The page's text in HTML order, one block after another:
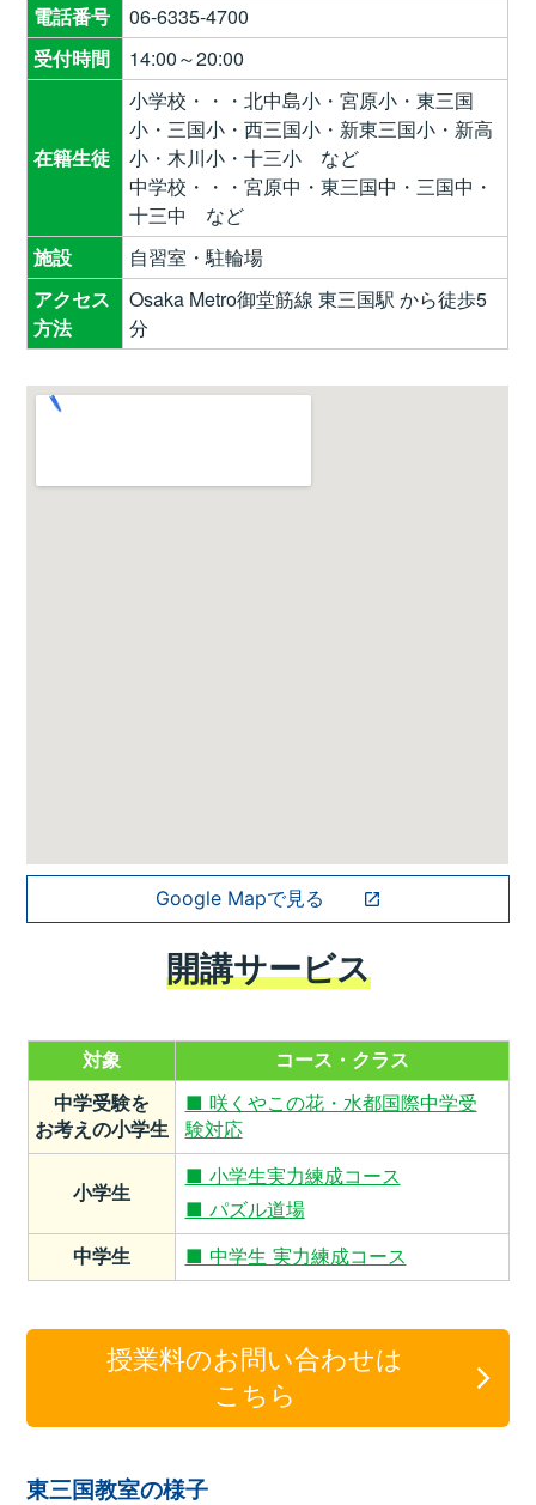
電話番号
06-6335-4700
受付時間
14:00～20:00
在籍生徒
小学校・・・北中島小・宮原小・東三国
小・三国小・西三国小・新東三国小・新高
小・木川小・十三小 など
中学校・・・宮原中・東三国中・三国中・
十三中 など
施設
自習室・駐輪場
アクセス
方法
Osaka Metro御堂筋線 東三国駅 から徒歩5
分
Google Mapで見る
開講サービス
対象
コース・クラス
中学受験を
お考えの小学生
■ 咲くやこの花・水都国際中学受
験対応
小学生
■ 小学生実力練成コース
■ パズル道場
中学生
■ 中学生 実力練成コース
授業料のお問い合わせは
こちら
東三国教室の様子